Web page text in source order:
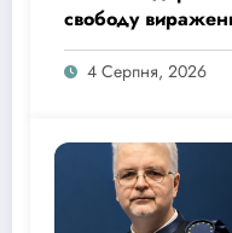
свободу
Верховний Суд
за касаційною
4 Серпня, 2026